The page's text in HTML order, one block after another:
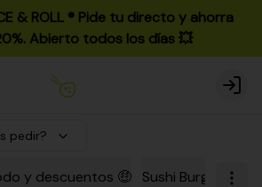
& ROLL ®️ Pide tu directo y ahorra
Abierto todos los días 💥
Login
pedir?
y descuentos 🤑 Sushi Burgers